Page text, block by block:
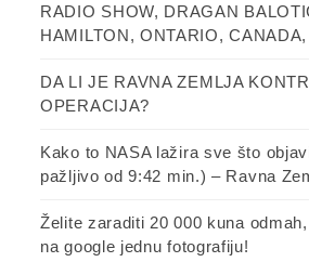
RADIO SHOW, DRAGAN
HAMILTON, ONTARIO,
DA LI JE RAVNA ZEMLJA
OPERACIJA?
Kako to NASA lažira sve što
pažljivo od 9:42 min.) – Ravna
Želite zaraditi 20 000 kuna
na google jednu fotografiju!